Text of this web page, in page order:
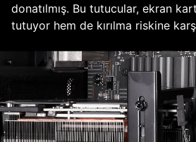
donatılmış. Bu tutucular, ekran
tutuyor hem de kırılma riskine